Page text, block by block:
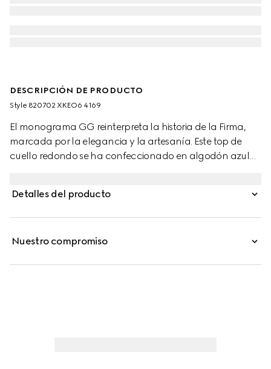
DESCRIPCIÓN DE PRODUCTO
Style ‎820702 XKEO6 4169
El monograma GG reinterpreta la historia de la Firma,
marcada por la elegancia y la artesanía. Este top de
cuello redondo se ha confeccionado en algodón azul
Detalles del producto
Nuestro compromiso